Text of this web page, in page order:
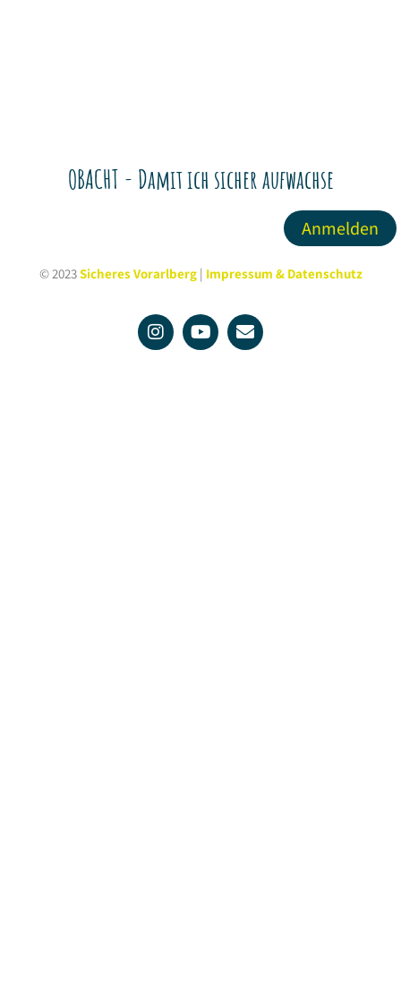
OBACHT - Damit ich sicher aufwachse
Anmelden
© 2023Sicheres Vorarlberg| Impressum & Datenschutz